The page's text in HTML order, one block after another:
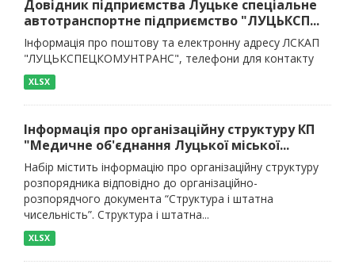
Довідник підприємства Луцьке спеціальне
автотранспортне підприємство "ЛУЦЬКСП...
Інформація про поштову та електронну адресу ЛСКАП
"ЛУЦЬКСПЕЦКОМУНТРАНС", телефони для контакту
XLSX
Інформація про організаційну структуру КП
"Медичне об'єднання Луцької міської...
Набір містить інформацію про організаційну структуру
розпорядника відповідно до організаційно-
розпорядчого документа “Структура і штатна
чисельність”. Структура і штатна...
XLSX